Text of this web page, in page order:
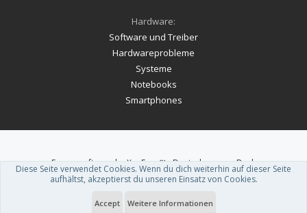
Hardware:
Software und Treiber
Hardwareprobleme
Systeme
Notebooks
Smartphones
Forum software by XenForo™-Deutsch von xenDach
Theme designed byThemeHouse .
Diese Seite verwendet Cookies. Wenn du dich weiterhin auf dieser Seite
aufhältst, akzeptierst du unseren Einsatz von Cookies.
Accept Weitere Informationen